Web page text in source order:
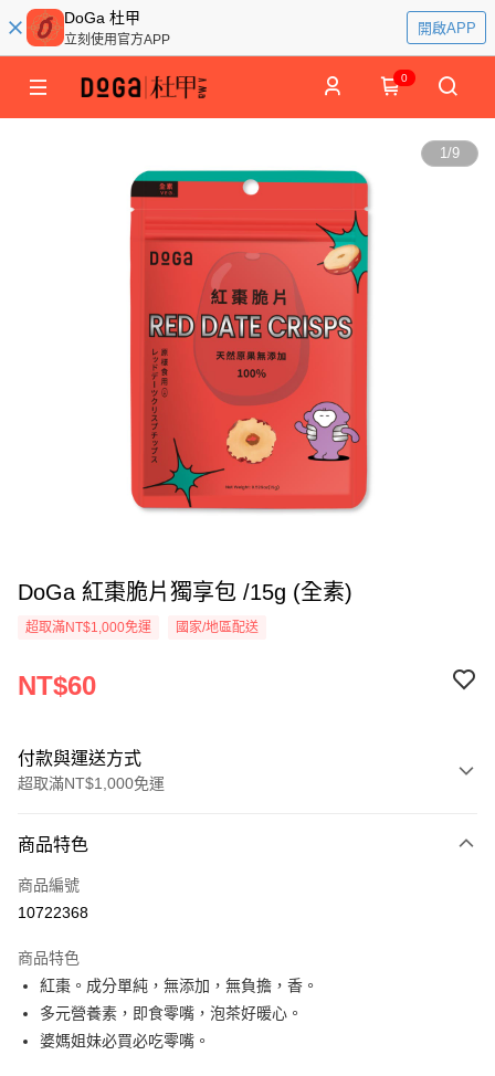
DoGa 杜甲
立刻使用官方APP
開啟APP
0
1/9
DoGa 紅棗脆片獨享包 /15g (全素)
超取滿NT$1,000免運 國家/地區配送
NT$60
付款與運送方式
超取滿NT$1,000免運
信用卡一次付款
超商取貨付款
Apple Pay
悠遊付
商品特色
商品編號
10722368
商品特色
紅棗。成分單純，無添加，無負擔，香。
多元營養素，即食零嘴，泡茶好暖心。
婆媽姐妹必買必吃零嘴。